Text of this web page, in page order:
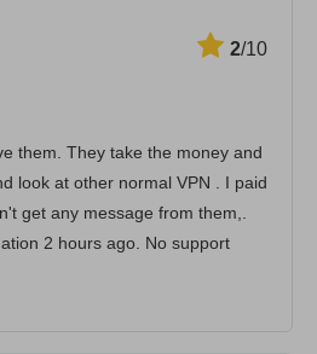
2/10
them. They take the money and
look at other normal VPN . I paid
get any message from them,.
2 hours ago. No support